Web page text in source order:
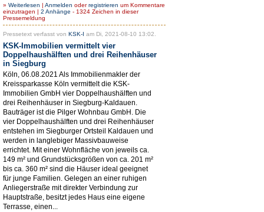
» Weiterlesen | Anmelden oderregistrieren um Kommentare
einzutragen | 2 Anhänge - 1324 Zeichen in dieser
Pressemeldung
Pressetext verfasst von KSK-I am Di, 2021-08-10 13:02.
KSK-Immobilien vermittelt vier
Doppelhaushälften und drei Reihenhäuser
in Siegburg
Köln, 06.08.2021 Als Immobilienmakler der
Kreissparkasse Köln vermittelt die KSK-
Immobilien GmbH vier Doppelhaushälften und
drei Reihenhäuser in Siegburg-Kaldauen.
Bauträger ist die Pilger Wohnbau GmbH. Die
vier Doppelhaushälften und drei Reihenhäuser
entstehen im Siegburger Ortsteil Kaldauen und
werden in langlebiger Massivbauweise
errichtet. Mit einer Wohnfläche von jeweils ca.
149 m² und Grundstücksgrößen von ca. 201 m²
bis ca. 360 m² sind die Häuser ideal geeignet
für junge Familien. Gelegen an einer ruhigen
Anliegerstraße mit direkter Verbindung zur
Hauptstraße, besitzt jedes Haus eine eigene
Terrasse, einen...